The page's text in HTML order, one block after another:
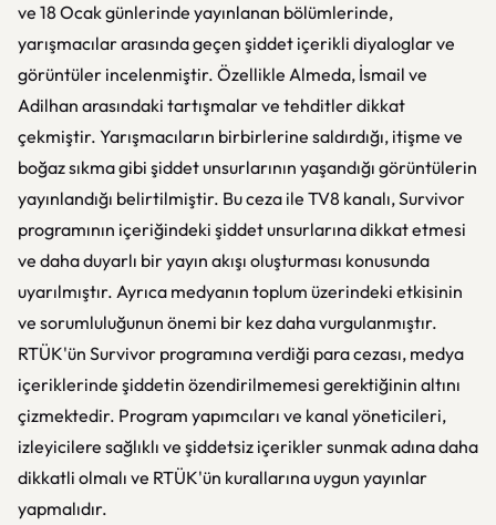
ve 18 Ocak günlerinde yayınlanan bölümlerinde,
yarışmacılar arasında geçen şiddet içerikli diyaloglar ve
görüntüler incelenmiştir. Özellikle Almeda, İsmail ve
Adilhan arasındaki tartışmalar ve tehditler dikkat
çekmiştir. Yarışmacıların birbirlerine saldırdığı, itişme ve
boğaz sıkma gibi şiddet unsurlarının yaşandığı görüntülerin
yayınlandığı belirtilmiştir. Bu ceza ile TV8 kanalı, Survivor
programının içeriğindeki şiddet unsurlarına dikkat etmesi
ve daha duyarlı bir yayın akışı oluşturması konusunda
uyarılmıştır. Ayrıca medyanın toplum üzerindeki etkisinin
ve sorumluluğunun önemi bir kez daha vurgulanmıştır.
RTÜK'ün Survivor programına verdiği para cezası, medya
içeriklerinde şiddetin özendirilmemesi gerektiğinin altını
çizmektedir. Program yapımcıları ve kanal yöneticileri,
izleyicilere sağlıklı ve şiddetsiz içerikler sunmak adına daha
dikkatli olmalı ve RTÜK'ün kurallarına uygun yayınlar
yapmalıdır.